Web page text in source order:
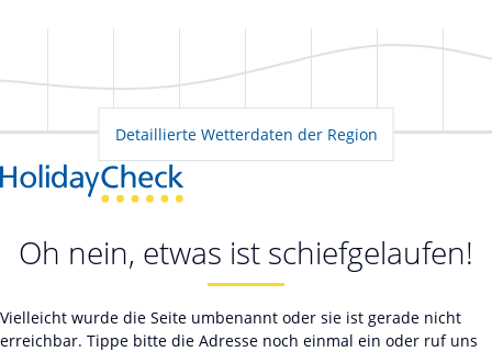
Detaillierte Wetterdaten der Region
Oh nein, etwas ist schiefgelaufen!
Vielleicht wurde die Seite umbenannt oder sie ist gerade nicht
erreichbar. Tippe bitte die Adresse noch einmal ein oder ruf uns